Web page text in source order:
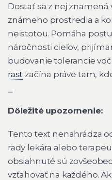
Dostať sa z nej
známeho prostredia a
neistotou. Pomáha
náročnosti cieľov,
budovanie tolerancie
rast začína práve tam,
Dôležité upozornenie:
Tento text nenahrádza
rady lekára alebo
obsiahnuté sú
vzťahovať na každého.